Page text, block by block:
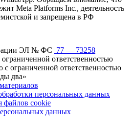
Meta Platforms Inc., деятельность
и запрещена в РФ
ЭЛ № ФС 77 — 73258
ответственностью
ограниченной ответственностью
два»
персональных данных
файлов cookie
данных